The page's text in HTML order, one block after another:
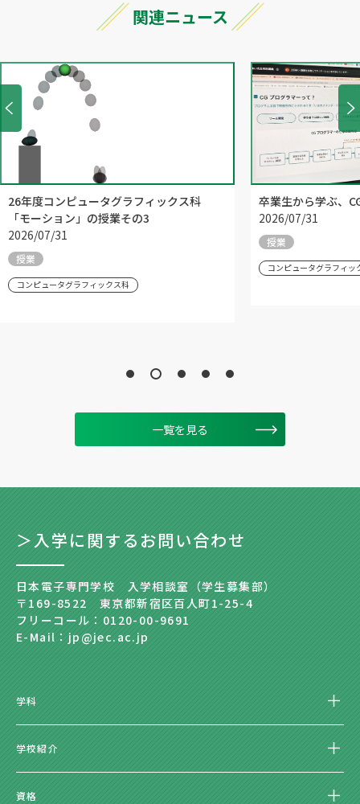
関連ニュース
26年度コンピュータグラフィックス科
「モーション」の授業その3
2026/07/31
授業
コンピュータグラフィックス科
卒業生から学ぶ、
2026/07/31
授業
コンピュータグラフィッ
一覧を見る
＞入学に関するお問い合わせ
日本電子専門学校 入学相談室（学生募集部）
〒169-8522 東京都新宿区百人町1-25-4
フリーコール：0120-00-9691
E-Mail：jp@jec.ac.jp
学科
学校紹介
資格